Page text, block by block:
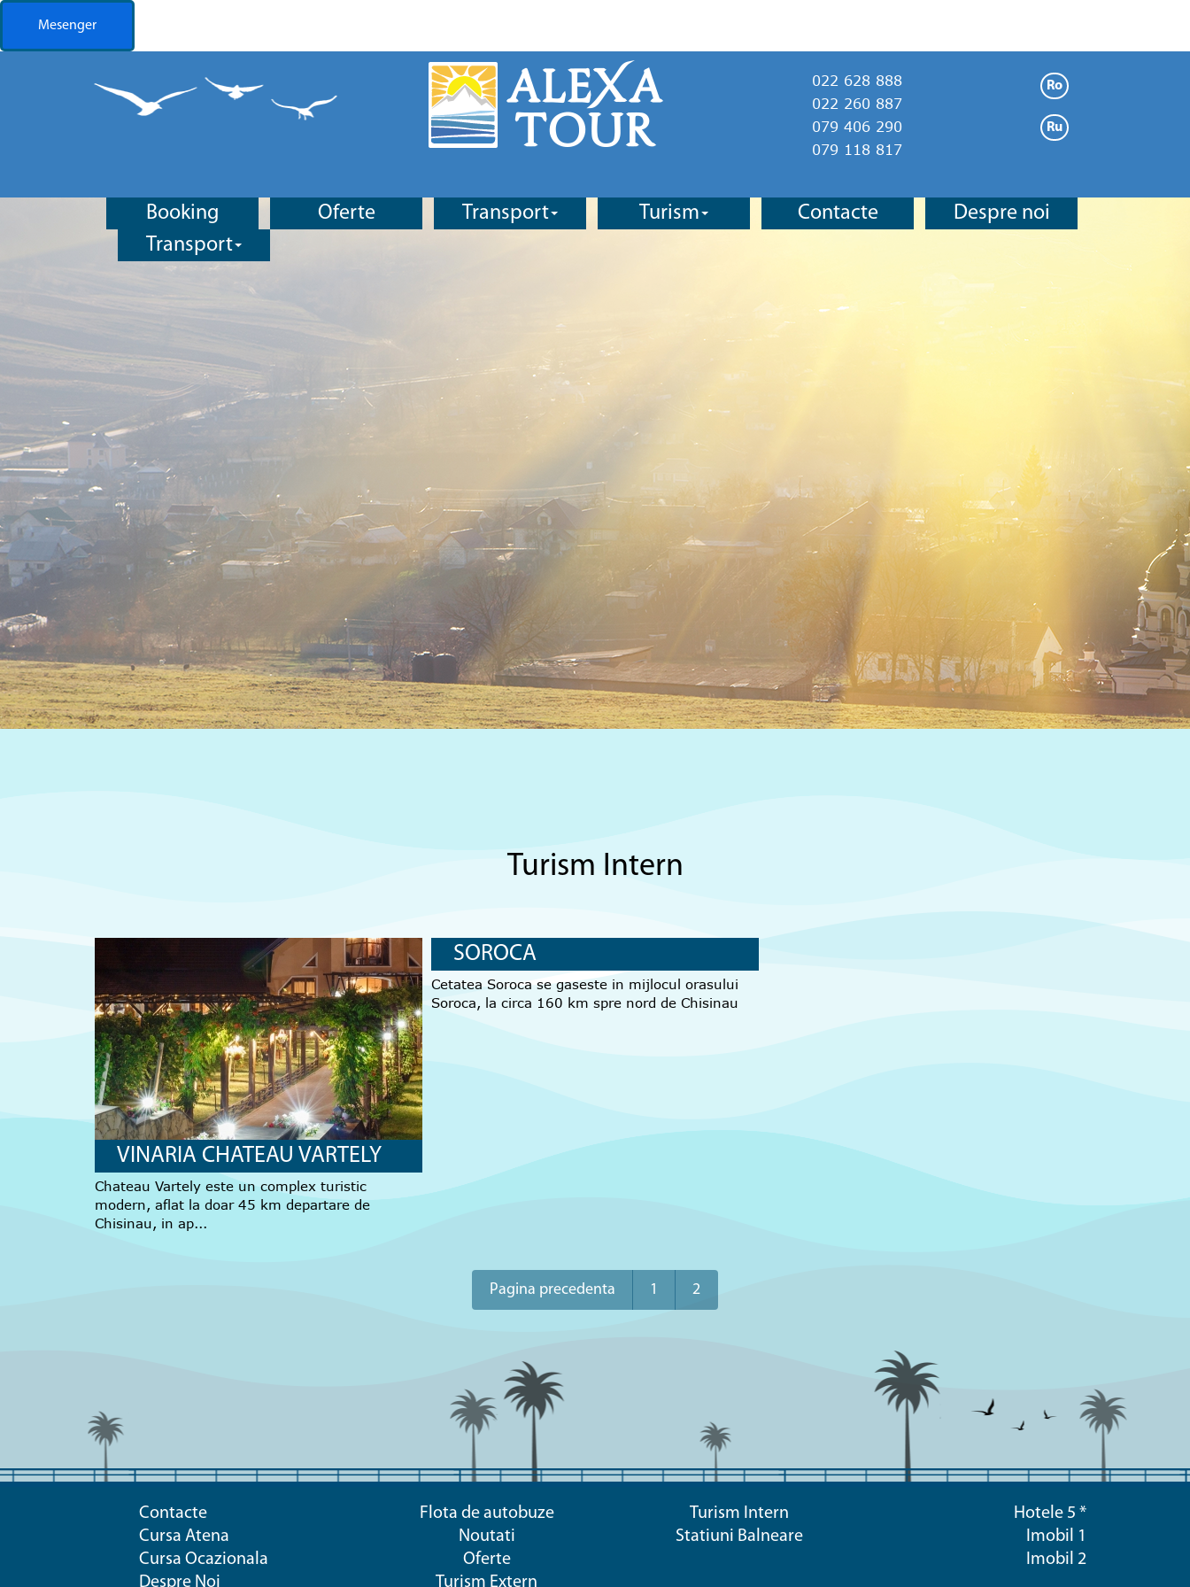
Mesenger
Ro
Ru
022 628 888
022 260 887
079 406 290
079 118 817
Booking Oferte Transport Turism Contacte
Despre noi
Transport
Turism Intern
VINARIA CHATEAU VARTELY
Chateau Vartely este un complex turistic
modern, aflat la doar 45 km departare de
Chisinau, in ap...
SOROCA
Cetatea Soroca se gaseste in mijlocul orasului
Soroca, la circa 160 km spre nord de Chisinau
Pagina precedenta 1 2
Contacte
Cursa Atena
Cursa Ocazionala
Despre Noi
Flota de autobuze
Noutati
Oferte
Turism Extern
Turism Intern
Statiuni Balneare
Hotele 5 *
Imobil 1
Imobil 2